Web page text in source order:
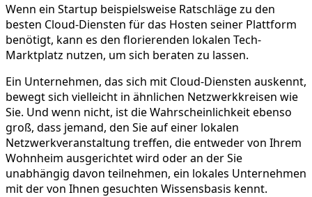
Wenn ein Startup beispielsweise Ratschläge zu den
besten Cloud-Diensten für das Hosten seiner Plattform
benötigt, kann es den florierenden lokalen Tech-
Marktplatz nutzen, um sich beraten zu lassen.
Ein Unternehmen, das sich mit Cloud-Diensten auskennt,
bewegt sich vielleicht in ähnlichen Netzwerkkreisen wie
Sie. Und wenn nicht, ist die Wahrscheinlichkeit ebenso
groß, dass jemand, den Sie auf einer lokalen
Netzwerkveranstaltung treffen, die entweder von Ihrem
Wohnheim ausgerichtet wird oder an der Sie
unabhängig davon teilnehmen, ein lokales Unternehmen
mit der von Ihnen gesuchten Wissensbasis kennt.